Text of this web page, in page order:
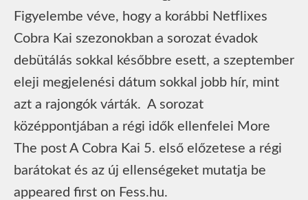
Figyelembe véve, hogy a korábbi Netflixes
Cobra Kai szezonokban a sorozat évadok
debütálás sokkal későbbre esett, a szeptember
eleji megjelenési dátum sokkal jobb hír, mint
azt a rajongók várták. A sorozat
középpontjában a régi idők ellenfelei More
The post A Cobra Kai 5. első előzetese a régi
barátokat és az új ellenségeket mutatja be
appeared first on Fess.hu.